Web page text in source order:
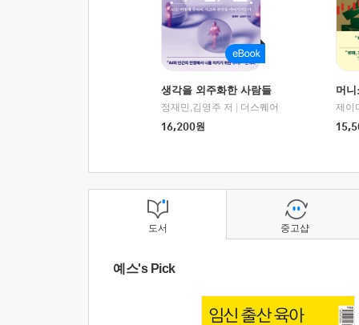
생각을 외주화한 사람들
정재민,김영주 저
더스퀘어
16,200원
머
도서
예스's Pick
중고샵